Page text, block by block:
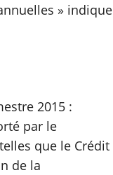
» indique
2015 :
par le
que le Crédit
de la